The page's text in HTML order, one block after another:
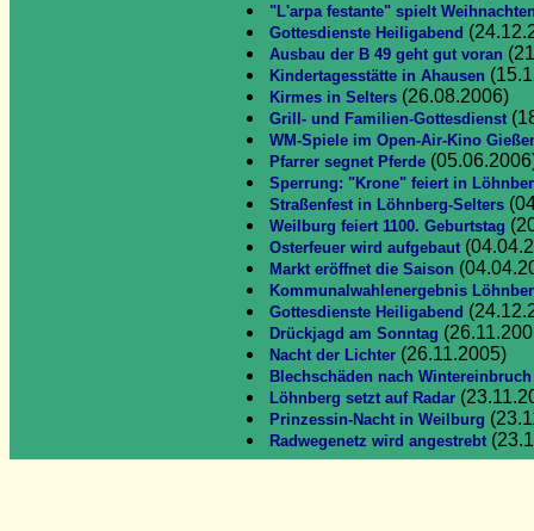
"L'arpa festante" spielt
Gottesdienste Heiligabend
Ausbau der B 49 geht gut voran
Kindertagesstätte in Ahausen
Kirmes in Selters (26.08.2006)
Grill- und Familien-Gottesdienst
WM-Spiele im Open-Air-Kino
Pfarrer segnet Pferde
Sperrung: "Krone" feiert in
Straßenfest in Löhnberg-Selters
Weilburg feiert 1100. Geburtstag
Osterfeuer wird aufgebaut
Markt eröffnet die Saison
Kommunalwahlenergebnis
Gottesdienste Heiligabend
Drückjagd am Sonntag
Nacht der Lichter (26.11.2005)
Blechschäden nach Wintereinbruch
Löhnberg setzt auf Radar
Prinzessin-Nacht in Weilburg
Radwegenetz wird angestrebt